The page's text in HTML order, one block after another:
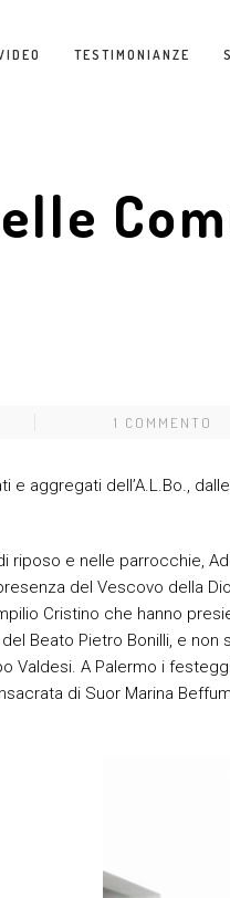
TESTIMONIANZE
1 COMMENTO
aggregati dell’A.L.Bo.,
riposo e nelle parrocchie,
del Vescovo della
Cristino che hanno
Beato Pietro Bonilli, e
Valdesi. A Palermo i
di Suor Marina